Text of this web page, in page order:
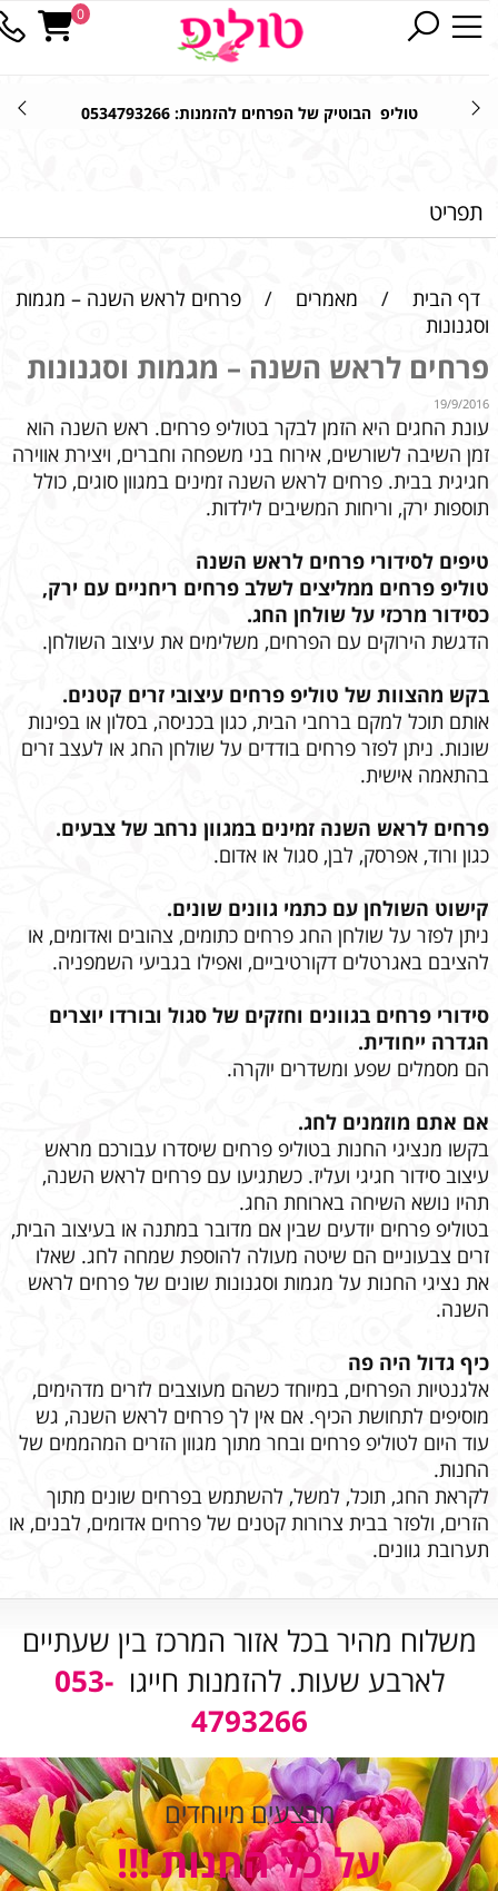
טוליפ הבוטיק של הפרחים להזמנות: 0534793266
0
תפריט
דף הבית / מאמרים /
פרחים לראש השנה – מגמות
וסגנונות
פרחים לראש השנה – מגמות וסגנונות
19/9/2016
עונת החגים היא הזמן לבקר בטוליפ פרחים. ראש השנה הוא
זמן השיבה לשורשים, אירוח בני משפחה וחברים, ויצירת אווירה
חגיגית בבית. פרחים לראש השנה זמינים במגוון סוגים, כולל
תוספות ירק, וריחות המשיבים לילדות.
טיפים לסידורי פרחים לראש השנה
טוליפ פרחים ממליצים לשלב פרחים ריחניים עם ירק,
כסידור מרכזי על שולחן החג.
הדגשת הירוקים עם הפרחים, משלימים את עיצוב השולחן.
בקש מהצוות של טוליפ פרחים עיצובי זרים קטנים.
אותם תוכל למקם ברחבי הבית, כגון בכניסה, בסלון או בפינות
שונות. ניתן לפזר פרחים בודדים על שולחן החג או לעצב זרים
בהתאמה אישית.
פרחים לראש השנה זמינים במגוון נרחב של צבעים.
כגון ורוד, אפרסק, לבן, סגול או אדום.
קישוט השולחן עם כתמי גוונים שונים.
ניתן לפזר על שולחן החג פרחים כתומים, צהובים ואדומים, או
להציבם באגרטלים דקורטיביים, ואפילו בגביעי השמפניה.
סידורי פרחים בגוונים וחזקים של סגול ובורדו יוצרים
הגדרה ייחודית.
הם מסמלים שפע ומשדרים יוקרה.
אם אתם מוזמנים לחג.
בקשו מנציגי החנות בטוליפ פרחים שיסדרו עבורכם מראש
עיצוב סידור חגיגי ועליז. כשתגיעו עם פרחים לראש השנה,
תהיו נושא השיחה בארוחת החג.
בטוליפ פרחים יודעים שבין אם מדובר במתנה או בעיצוב הבית,
זרים צבעוניים הם שיטה מעולה להוספת שמחה לחג. שאלו
את נציגי החנות על מגמות וסגנונות שונים של פרחים לראש
השנה.
כיף גדול היה פה
אלגנטיות הפרחים, במיוחד כשהם מעוצבים לזרים מדהימים,
מוסיפים לתחושת הכיף. אם אין לך פרחים לראש השנה, גש
עוד היום לטוליפ פרחים ובחר מתוך מגוון הזרים המהממים של
החנות.
לקראת החג, תוכל, למשל, להשתמש בפרחים שונים מתוך
הזרים, ולפזר בבית צרורות קטנים של פרחים אדומים, לבנים, או
תערובת גוונים.
משלוח מהיר בכל אזור המרכז בין שעתיים
לארבע שעות. להזמנות חייגו 053-
4793266
מבצעים מיוחדים
על כל החנות !!!